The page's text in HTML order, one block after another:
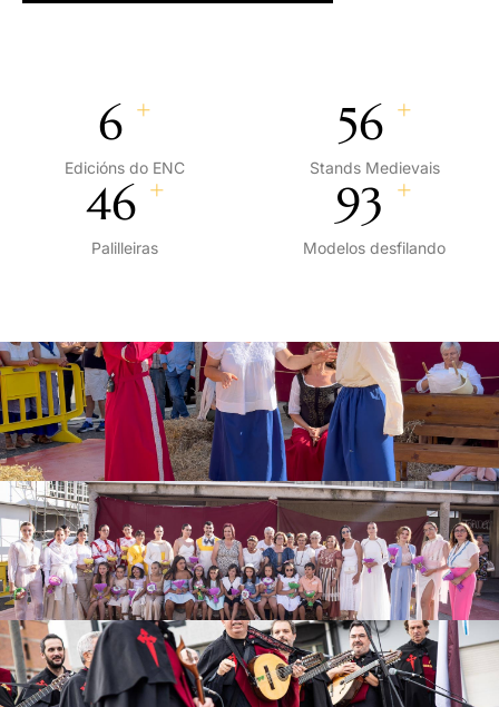
7 +
Edicións do ENC
60 +
Stands Medievais
50 +
Palilleiras
100
Modelos desfilando